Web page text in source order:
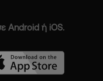
Android ή iOS.